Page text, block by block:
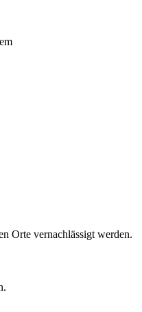
Orte vernachlässigt werden.